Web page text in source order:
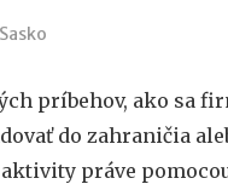
príbehov, ako sa
do zahraničia
práve